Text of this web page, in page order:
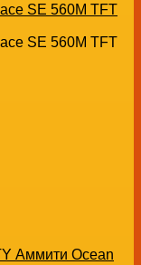
SE 560M TFT
SE 560M TFT
Аммити Ocean